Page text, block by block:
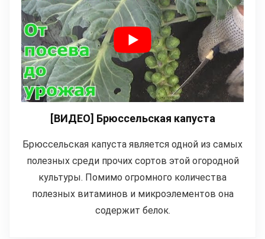
[ВИДЕО] Брюссельская капуста
Брюссельская капуста является одной из самых
полезных среди прочих сортов этой огородной
культуры. Помимо огромного количества
полезных витаминов и микроэлементов она
содержит белок.